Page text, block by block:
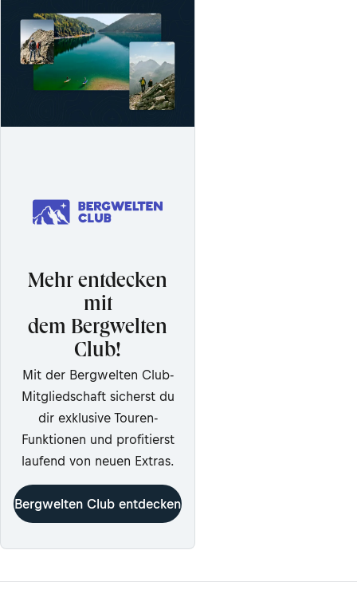
Mehr entdecken
mit
dem Bergwelten
Club!
Mit der Bergwelten Club-
Mitgliedschaft sicherst du
dir exklusive Touren-
Funktionen und profitierst
laufend von neuen Extras.
Bergwelten Club entdecken